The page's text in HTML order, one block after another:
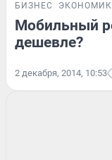
БИЗНЕС
Мобильный
дешевле?
2 декабря, 2014, 10:53